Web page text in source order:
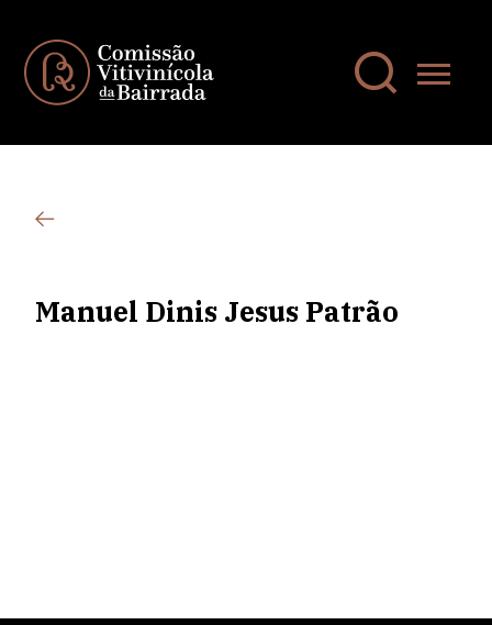
Manuel Dinis Jesus Patrão